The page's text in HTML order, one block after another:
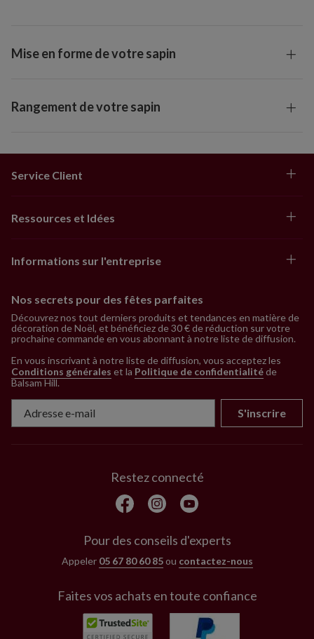
Mise en forme de votre sapin
Rangement de votre sapin
Service Client
Ressources et Idées
Informations sur l'entreprise
Nos secrets pour des fêtes parfaites
Découvrez nos tout derniers produits et tendances en matière de
décoration de Noël, et bénéficiez de 30 € de réduction sur votre
prochaine commande en vous abonnant à notre liste de diffusion.
En vous inscrivant à notre liste de diffusion, vous acceptez les
Conditions générales et la Politique de confidentialitéde
Balsam Hill.
S'inscrire
Restez connecté
Pour des conseils d'experts
Appeler 05 67 80 60 85ou contactez-nous
Faites vos achats en toute confiance